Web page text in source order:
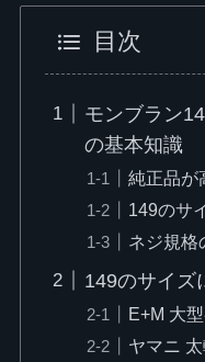
目次
モンブラン
の基本知識
純正品が
149のサ
ネジ規格
149のサイズ
E+M 大
ヤマニ